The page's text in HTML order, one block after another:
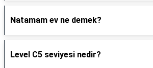
Natamam ev ne demek?
Level C5 seviyesi nedir?